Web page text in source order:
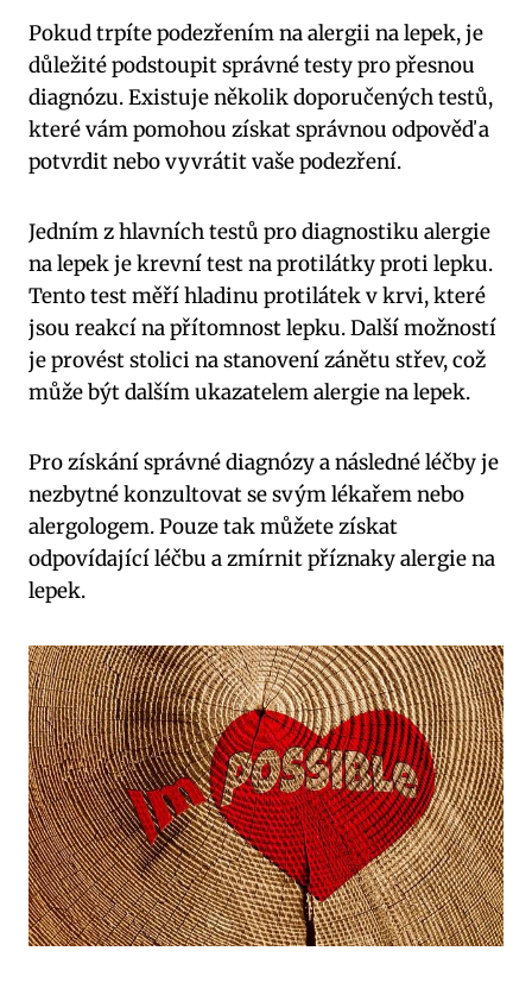
Pokud trpíte podezřením na alergii na lepek, je
důležité podstoupit správné testy pro přesnou
diagnózu. Existuje několik doporučených testů,
které vám pomohou získat správnou odpověď a
potvrdit nebo vyvrátit vaše podezření.
Jedním z hlavních testů pro diagnostiku alergie
na lepek je krevní test na protilátky proti lepku.
Tento test měří hladinu protilátek v krvi, které
jsou reakcí na přítomnost lepku. Další možností
je provést stolici na stanovení zánětu střev, což
může být dalším ukazatelem alergie na lepek.
Pro získání správné diagnózy a následné léčby je
nezbytné konzultovat se svým lékařem nebo
alergologem. Pouze tak můžete získat
odpovídající léčbu a zmírnit příznaky alergie na
lepek.